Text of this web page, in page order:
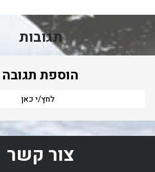
תגובות
הוספת תגובה
לחץ/י כאן
צור קשר